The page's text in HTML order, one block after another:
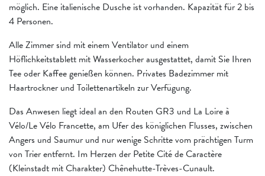
möglich. Eine italienische Dusche ist vorhanden. Kapazität für 2 bis
4 Personen.
Alle Zimmer sind mit einem Ventilator und einem
Höflichkeitstablett mit Wasserkocher ausgestattet, damit Sie Ihren
Tee oder Kaffee genießen können. Privates Badezimmer mit
Haartrockner und Toilettenartikeln zur Verfügung.
Das Anwesen liegt ideal an den Routen GR3 und La Loire à
Vélo/Le Vélo Francette, am Ufer des königlichen Flusses, zwischen
Angers und Saumur und nur wenige Schritte vom prächtigen Turm
von Trier entfernt. Im Herzen der Petite Cité de Caractère
(Kleinstadt mit Charakter) Chênehutte-Trèves-Cunault.